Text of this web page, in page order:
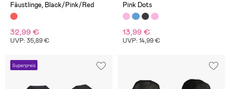
Fäustlinge, Black/Pink/Red
32,99 €
UVP: 35,89 €
Pink Dots
13,99 €
UVP: 14,99 €
Superpreis